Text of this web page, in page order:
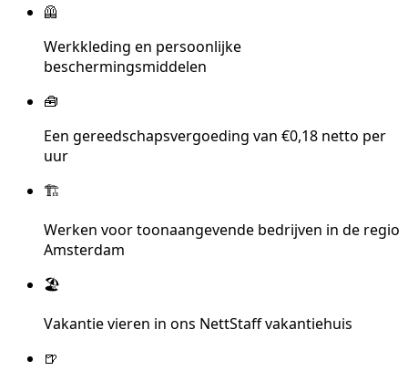
🦺
Werkkleding en persoonlijke
beschermingsmiddelen
🧰
Een gereedschapsvergoeding van €0,18 netto per
uur
🏗️
Werken voor toonaangevende bedrijven in de regio
Amsterdam
🏖️
Vakantie vieren in ons NettStaff vakantiehuis
🍺